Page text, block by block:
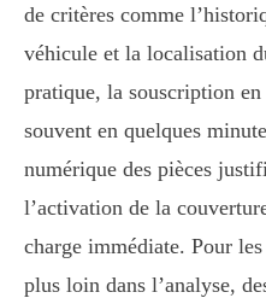
de critères comme
véhicule et la localisation
pratique, la souscription en
souvent en quelques
numérique des pièces
l’activation de la
charge immédiate. Pour
plus loin dans l’analyse,